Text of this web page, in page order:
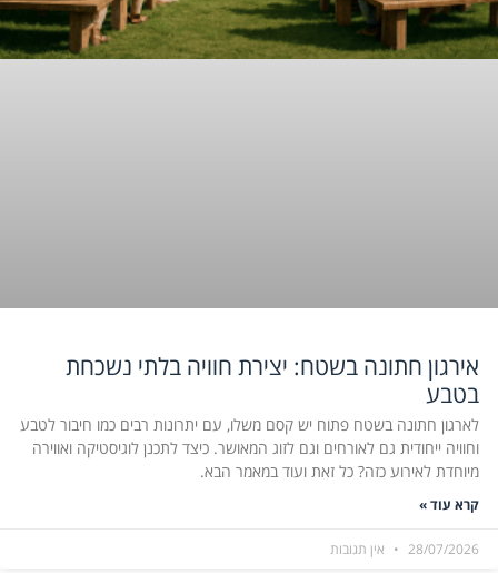
אירגון חתונה בשטח: יצירת חוויה בלתי נשכחת
בטבע
לארגון חתונה בשטח פתוח יש קסם משלו, עם יתרונות רבים כמו חיבור לטבע
וחוויה ייחודית גם לאורחים וגם לזוג המאושר. כיצד לתכנן לוגיסטיקה ואווירה
מיוחדת לאירוע כזה? כל זאת ועוד במאמר הבא.
קרא עוד »
28/07/2026 אין תגובות